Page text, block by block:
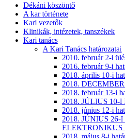
Dékáni köszöntő
A kar története
Kari vezetők
Klinikák, intézetek, tanszékek
Kari tanács
A Kari Tanács határozatai
2010. február 2-i
2016. február 9-i
2018. április 10-i
2018.
2018. február 13-i
2018. JÚLIUS 10-
2018. június 12-i
2018. JÚNIUS
ELEKTRONIKUS
2018. május 8-i